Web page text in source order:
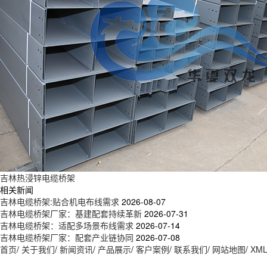
吉林热浸锌电缆桥架
相关新闻
吉林电缆桥架:贴合机电布线需求 2026-08-07
吉林电缆桥架厂家：基建配套持续革新 2026-07-31
吉林电缆桥架：适配多场景布线需求 2026-07-14
吉林电缆桥架厂家：配套产业链协同 2026-07-08
首页/ 关于我们/ 新闻资讯/ 产品展示/ 客户案例/ 联系我们/ 网站地图/ XML